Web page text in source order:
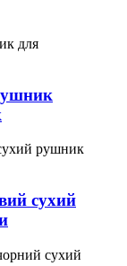
сухий